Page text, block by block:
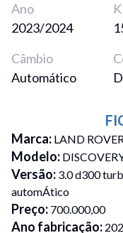
Ano
2023/2024
Câmbio
Automático
Marca: LAND
Modelo:
Versão: 3.0 d300
automÁtico
Preço: 700.000,00
Ano fabricação: